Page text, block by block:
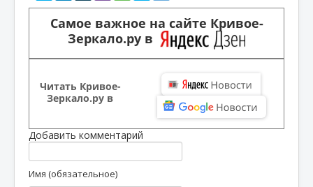
Самое важное на сайте Кривое-
Зеркало.ру в
Читать Кривое-
Зеркало.ру в
Добавить комментарий
Имя (обязательное)